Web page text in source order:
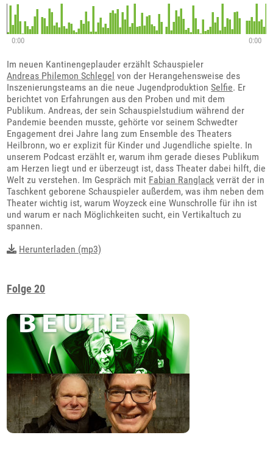
0:00
0:00
Im neuen Kantinengeplauder erzählt Schauspieler
Andreas Philemon Schlegel von der Herangehensweise des
Inszenierungsteams an die neue JugendproduktionSelfie. Er
berichtet von Erfahrungen aus den Proben und mit dem
Publikum. Andreas, der sein Schauspielstudium während der
Pandemie beenden musste, gehörte vor seinem Schwedter
Engagement drei Jahre lang zum Ensemble des Theaters
Heilbronn, wo er explizit für Kinder und Jugendliche spielte. In
unserem Podcast erzählt er, warum ihm gerade dieses Publikum
am Herzen liegt und er überzeugt ist, dass Theater dabei hilft, die
Welt zu verstehen. Im Gespräch mit Fabian Ranglack verrät der in
Taschkent geborene Schauspieler außerdem, was ihm neben dem
Theater wichtig ist, warum Woyzeck eine Wunschrolle für ihn ist
und warum er nach Möglichkeiten sucht, ein Vertikaltuch zu
spannen.
Herunterladen (mp3)
Folge 20